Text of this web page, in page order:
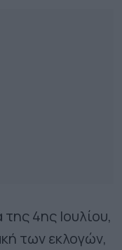
της 4ης Ιουλίου,
των εκλογών,